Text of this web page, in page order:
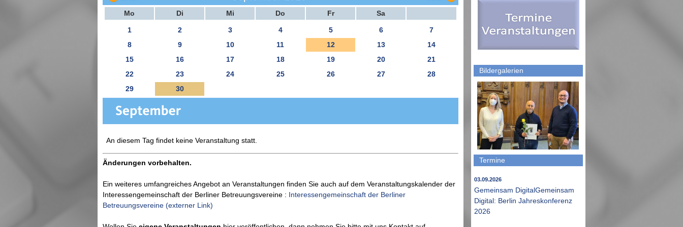
Mo Di Mi Do Fr Sa
1 2 3 4 5 6
7
8
9 10 11 12 13
14
15
16 17 18 19 20
21
22
23 24 25 26 27
28
29
30
An diesem Tag findet keine Veranstaltung statt.
Änderungen vorbehalten.
Ein weiteres umfangreiches Angebot an Veranstaltungen finden Sie auch auf dem Veranstaltungskalender der
Interessengemeinschaft der Berliner Betreuungsvereine : Interessengemeinschaft der Berliner
Betreuungsvereine (externer Link)
Bildergalerien
Termine
03.09.2026
Gemeinsam DigitalGemeinsam
Digital: Berlin Jahreskonferenz
2026